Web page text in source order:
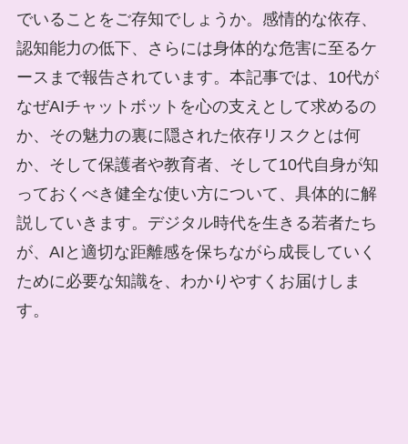
でいることをご存知でしょうか。感情的な依存、
認知能力の低下、さらには身体的な危害に至るケ
ースまで報告されています。本記事では、10代が
なぜAIチャットボットを心の支えとして求めるの
か、その魅力の裏に隠された依存リスクとは何
か、そして保護者や教育者、そして10代自身が知
っておくべき健全な使い方について、具体的に解
説していきます。デジタル時代を生きる若者たち
が、AIと適切な距離感を保ちながら成長していく
ために必要な知識を、わかりやすくお届けしま
す。